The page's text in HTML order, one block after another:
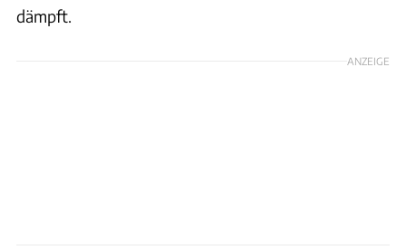
dämpft.
ANZEIGE